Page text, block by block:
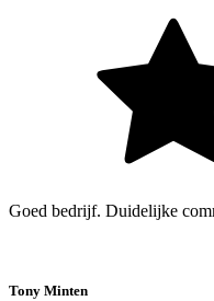
Goed bedrijf. Duidelijke
Tony Minten